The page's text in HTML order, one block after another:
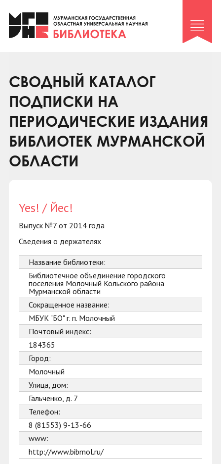
Клуб «Гиря и сельдерей»
Клуб «Семейный архив»
Коллегам
Контакты
СВОДНЫЙ КАТАЛОГ
ПОДПИСКИ НА
ПЕРИОДИЧЕСКИЕ ИЗДАНИЯ
БИБЛИОТЕК МУРМАНСКОЙ
ОБЛАСТИ
Yes! / Йес!
Выпуск №7 от 2014 года
Сведения о держателях
Название библиотеки:
Библиотечное объединение городского
поселения Молочный Кольского района
Мурманской области
Сокращенное название:
МБУК "БО" г. п. Молочный
Почтовый индекс:
184365
Город:
Молочный
Улица, дом:
Гальченко, д. 7
Телефон:
8 (81553) 9-13-66
www:
http://www.bibmol.ru/